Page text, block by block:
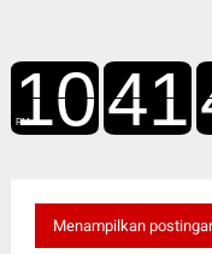
Menampilkan